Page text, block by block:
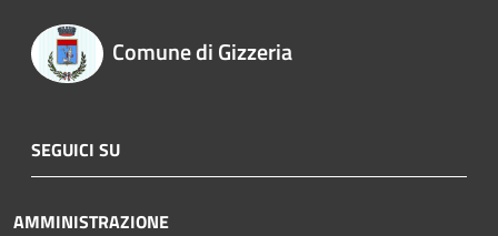
Comune di Gizzeria
SEGUICI SU
AMMINISTRAZIONE